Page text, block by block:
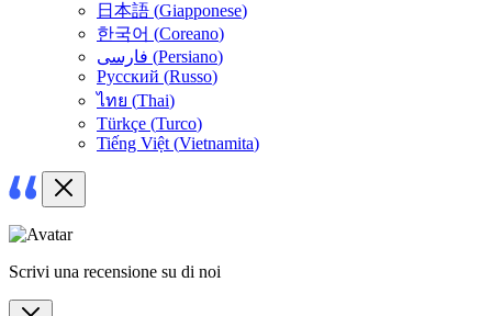
日本語 (Giapponese)
한국어 (Coreano)
فارسی (Persiano)
Русский (Russo)
ไทย (Thai)
Türkçe (Turco)
Tiếng Việt (Vietnamita)
Scrivi una recensione su di noi